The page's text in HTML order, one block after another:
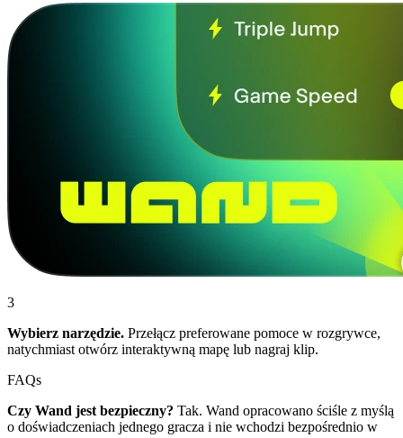
3
Wybierz narzędzie. Przełącz preferowane pomoce w rozgrywce,
natychmiast otwórz interaktywną mapę lub nagraj klip.
FAQs
Czy Wand jest bezpieczny? Tak. Wand opracowano ściśle z myślą
o doświadczeniach jednego gracza i nie wchodzi bezpośrednio w